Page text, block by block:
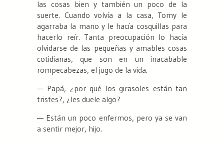
las cosas bien y también un poco de la
suerte. Cuando volvía a la casa, Tomy le
agarraba la mano y le hacía cosquillas para
hacerlo reír. Tanta preocupación lo hacía
olvidarse de las pequeñas y amables cosas
cotidianas, que son en un inacabable
rompecabezas, el jugo de la vida.
— Papá, ¿por qué los girasoles están tan
tristes?, ¿les duele algo?
— Están un poco enfermos, pero ya se van
a sentir mejor, hijo.